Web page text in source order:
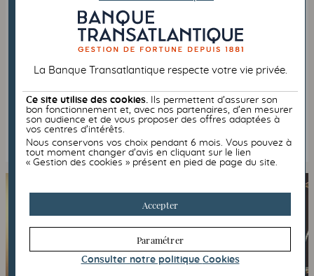
Loi de finances 2019 et l’abus de droit
Retrouvez la loi de finances pour 2019 (
droit ?
Lire l’article
La Banque Transatlantique respecte votre vie privée.
Ce site utilise des cookies. Ils permettent d’assurer son
bon fonctionnement et, avec nos partenaires, d’en mesurer
son audience et de vous proposer des offres adaptées à
vos centres d’intérêts.
Nous conservons vos choix pendant 6 mois. Vous pouvez à
tout moment changer d’avis en cliquant sur le lien
« Gestion des cookies » présent en pied de page du site.
Accepter
Paramétrer
Consulter notre politique Cookies